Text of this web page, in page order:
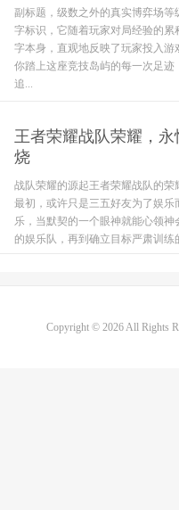
副标题，级数之外的真实博弈场
字标识，它随着玩家对局经验的
字本身，直观地反映了玩家投入
你踏上这座竞技岛屿的每一次足
追...
王者荣耀战队荣耀，
烧
战队荣耀的源起王者荣耀战队的
最初，或许只是三五好友为了娱
乐，当默契的一个眼神就能心领
的娱乐队，再到确立目标严肃训练
Copyright © 2026 All Rights